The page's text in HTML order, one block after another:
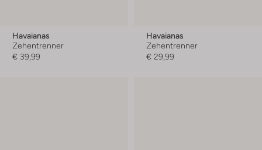
Havaianas
Zehentrenner
€ 39,99
Havaianas
Zehentrenner
€ 29,99